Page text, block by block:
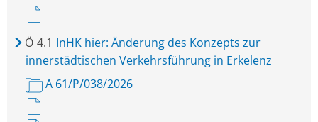
Ö 4.1 InHK hier: Änderung des Konzepts zur
innerstädtischen Verkehrsführung in Erkelenz
A 61/P/038/2026